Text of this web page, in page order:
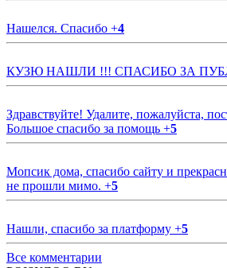
Нашелся. Спасибо +4
КУЗЮ НАШЛИ !!! СПАСИБО ЗА
Здравствуйте! Удалите, пожалуйста,
Большое спасибо за помощь +5
Мопсик дома, спасибо сайту и
не прошли мимо. +5
Нашли, спасибо за платформу +5
Все комментарии